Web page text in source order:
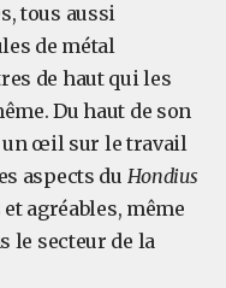
tous aussi
de métal
de haut qui les
Du haut de son
un œil sur le travail
aspects du Hondius
agréables, même
le secteur de la